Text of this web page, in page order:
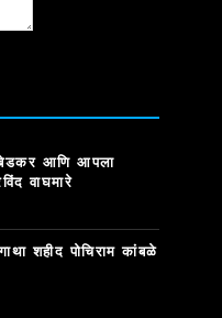
आणि आपला
वाघमारे
शहीद पोचिराम कांबळे